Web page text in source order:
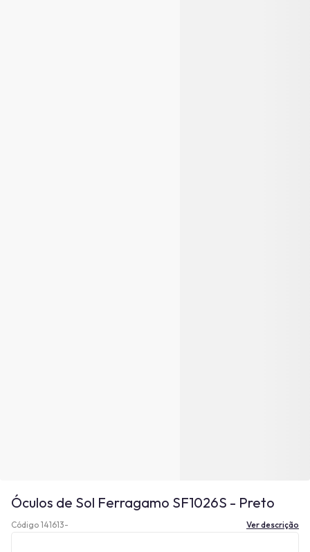
Óculos de Sol Ferragamo SF1026S - Preto
Código 141613- Ver descrição